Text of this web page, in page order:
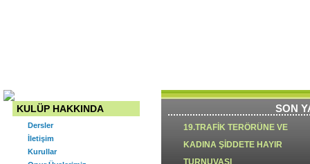
SON
19.TRAFİK TERÖRÜNE VE
KADINA ŞİDDETE HAYIR
TURNUVASI
KULÜP HAKKINDA
Dersler
İletişim
Kurullar